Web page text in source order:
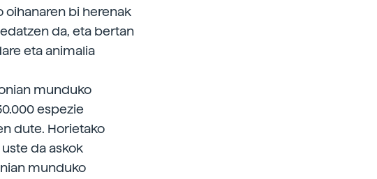
oihanaren bi herenak
da, eta bertan
eta animalia
munduko
espezie
dute. Horietako
da askok
munduko